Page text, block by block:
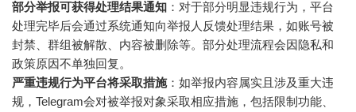
部分举报可获得处理结果通知 ：对于部分明显违规行为，平台
处理完毕后会通过系统通知向举报人反馈处理结果，如账号被
封禁、群组被解散、内容被删除等。部分处理流程会因隐私和
政策原因不单独回复。
严重违规行为平台将采取措施：如举报内容属实且涉及重大违
规，Telegram会对被举报对象采取相应措施，包括限制功能、